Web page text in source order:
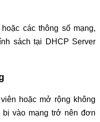
các thông số mạng,
sách tại DHCP Server
hoặc mở rộng không
vào mạng trở nên đơn